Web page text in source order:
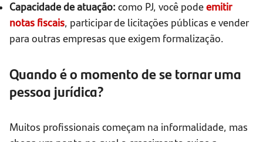
Capacidade de atuação: como PJ, você podeemitir
notas fiscais, participar de licitações públicas e vender
para outras empresas que exigem formalização.
Quando é o momento de se tornar uma
pessoa jurídica?
Muitos profissionais começam na informalidade, mas